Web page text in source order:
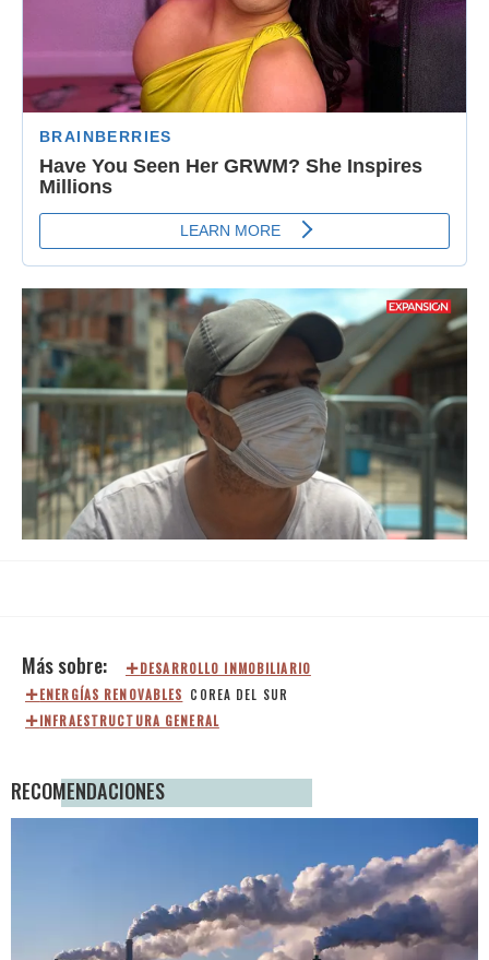
Unmute
27.79%
DESARROLLO INMOBILIARIO
ENERGÍAS RENOVABLES COREA DEL SUR
INFRAESTRUCTURA GENERAL
RECOMENDACIONES